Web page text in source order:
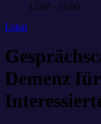
12:00 - 15:00
Lokal
Demenz